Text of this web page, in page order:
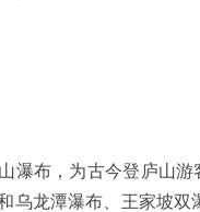
瀑布，为古今登庐山
乌龙潭瀑布、王家坡